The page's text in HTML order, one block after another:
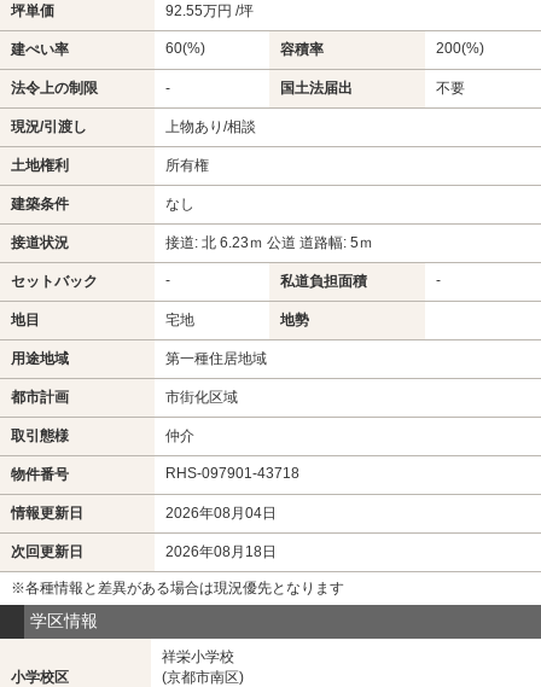
坪単価 92.55万円 /坪
建ぺい率 60(%) 容積率 200(%)
法令上の制限 - 国土法届出 不要
現況/引渡し 上物あり/相談
土地権利 所有権
建築条件 なし
接道状況 接道: 北 6.23ｍ 公道 道路幅: 5ｍ
セットバック - 私道負担面積 -
地目 宅地 地勢
用途地域 第一種住居地域
都市計画 市街化区域
取引態様 仲介
物件番号 RHS-097901-43718
情報更新日 2026年08月04日
次回更新日 2026年08月18日
※各種情報と差異がある場合は現況優先となります
学区情報
小学校区
祥栄小学校
(京都市南区)